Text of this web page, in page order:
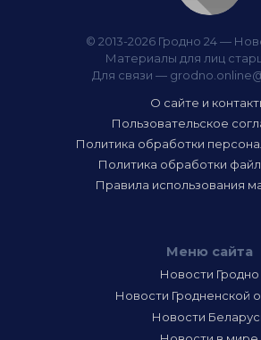
© 2013-2026 Гродно 24 —
Материалы для лиц
Для связи —
О сайте и
Пользовательское
Политика обработки
Политика обработки
Правила использования
Меню сайта
Новости Гродно
Новости Гродненской
Новости